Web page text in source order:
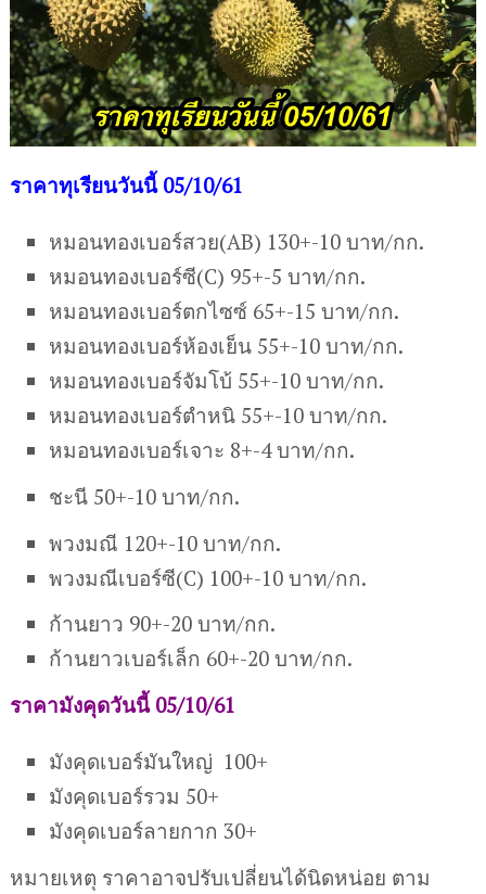
ราคาทุเรียนวันนี้ 05/10/61
หมอนทองเบอร์สวย(AB) 130+-10 บาท/กก.
หมอนทองเบอร์ซี(C) 95+-5 บาท/กก.
หมอนทองเบอร์ตกไซซ์ 65+-15 บาท/กก.
หมอนทองเบอร์ห้องเย็น 55+-10 บาท/กก.
หมอนทองเบอร์จัมโบ้ 55+-10 บาท/กก.
หมอนทองเบอร์ตำหนิ 55+-10 บาท/กก.
หมอนทองเบอร์เจาะ 8+-4 บาท/กก.
ชะนี 50+-10 บาท/กก.
พวงมณี 120+-10 บาท/กก.
พวงมณีเบอร์ซี(C) 100+-10 บาท/กก.
ก้านยาว 90+-20 บาท/กก.
ก้านยาวเบอร์เล็ก 60+-20 บาท/กก.
ราคามังคุดวันนี้ 05/10/61
มังคุดเบอร์มันใหญ่ 100+
มังคุดเบอร์รวม 50+
มังคุดเบอร์ลายกาก 30+
หมายเหตุ ราคาอาจปรับเปลี่ยนได้นิดหน่อย ตาม